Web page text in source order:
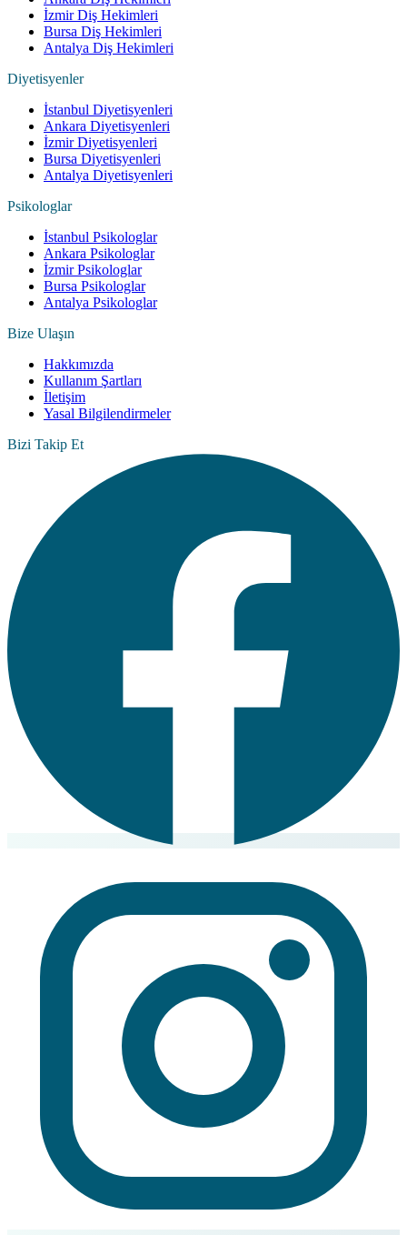
İzmir Diş Hekimleri
Bursa Diş Hekimleri
Antalya Diş Hekimleri
Diyetisyenler
İstanbul Diyetisyenleri
Ankara Diyetisyenleri
İzmir Diyetisyenleri
Bursa Diyetisyenleri
Antalya Diyetisyenleri
Psikologlar
İstanbul Psikologlar
Ankara Psikologlar
İzmir Psikologlar
Bursa Psikologlar
Antalya Psikologlar
Bize Ulaşın
Hakkımızda
Kullanım Şartları
İletişim
Yasal Bilgilendirmeler
Bizi Takip Et